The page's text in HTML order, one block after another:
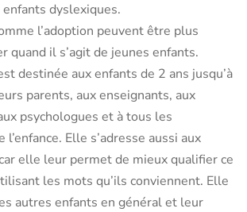
dyslexiques.
l’adoption peuvent être plus
quand il s’agit de jeunes enfants.
destinée aux enfants de 2 ans jusqu’à
parents, aux enseignants, aux
psychologues et à tous les
Elle s’adresse aussi aux
elle leur permet de mieux qualifier ce
les mots qu’ils conviennent. Elle
autres enfants en général et leur